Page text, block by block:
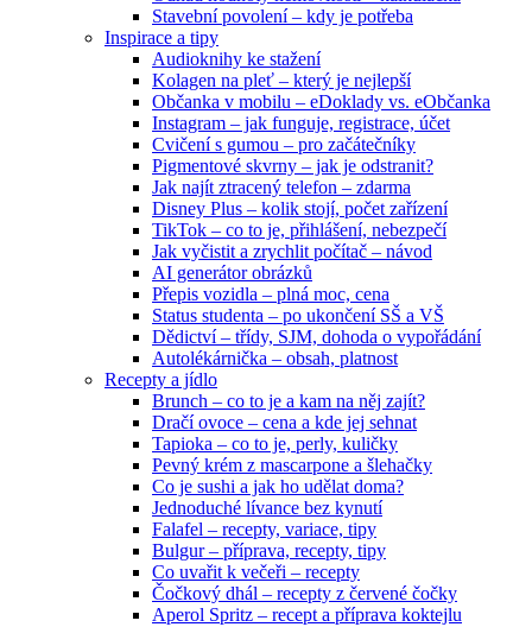
Stavební povolení – kdy je potřeba
Inspirace a tipy
Audioknihy ke stažení
Kolagen na pleť – který je nejlepší
Občanka v mobilu – eDoklady vs. eObčanka
Instagram – jak funguje, registrace, účet
Cvičení s gumou – pro začátečníky
Pigmentové skvrny – jak je odstranit?
Jak najít ztracený telefon – zdarma
Disney Plus – kolik stojí, počet zařízení
TikTok – co to je, přihlášení, nebezpečí
Jak vyčistit a zrychlit počítač – návod
AI generátor obrázků
Přepis vozidla – plná moc, cena
Status studenta – po ukončení SŠ a VŠ
Dědictví – třídy, SJM, dohoda o vypořádání
Autolékárnička – obsah, platnost
Recepty a jídlo
Brunch – co to je a kam na něj zajít?
Dračí ovoce – cena a kde jej sehnat
Tapioka – co to je, perly, kuličky
Pevný krém z mascarpone a šlehačky
Co je sushi a jak ho udělat doma?
Jednoduché lívance bez kynutí
Falafel – recepty, variace, tipy
Bulgur – příprava, recepty, tipy
Co uvařit k večeři – recepty
Čočkový dhál – recepty z červené čočky
Aperol Spritz – recept a příprava koktejlu